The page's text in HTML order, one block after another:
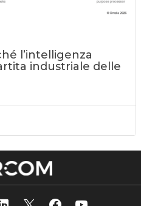
l’intelligenza
industriale delle